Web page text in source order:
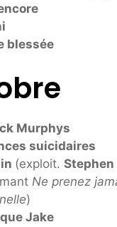
blessée
Murphys
suicidaires
(exploit.
Ne prenez
)
Jake